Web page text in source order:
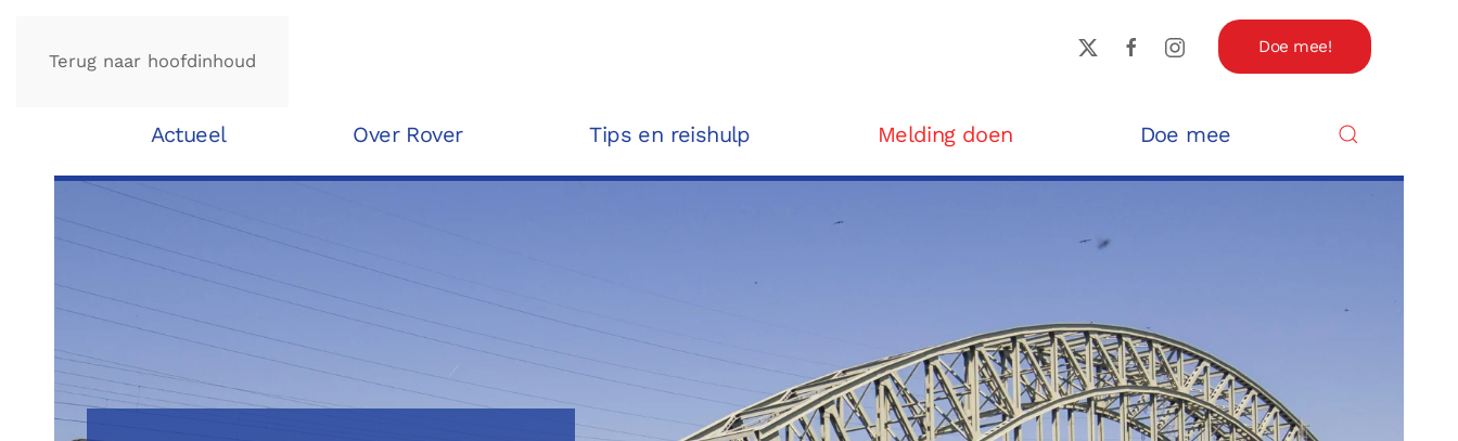
Terug naar hoofdinhoud
Doe mee!
Actueel Over Rover Tips en reishulp Melding doen Doe mee